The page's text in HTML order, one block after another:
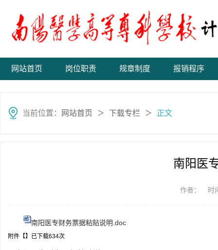
网站首页 岗位职责 规章制度 报销程序
当前位置： 网站首页 ＞ 下载专栏 ＞ 正文
南阳医
作者： 时
南阳医专财务票据粘贴说明.doc
附件【】已下载634次